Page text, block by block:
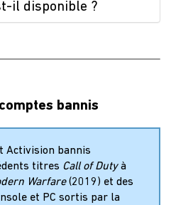
il disponible ?
bannis
Activision bannis
titres Call of Dutyà
Warfare(2019) et des
et PC sortis par la